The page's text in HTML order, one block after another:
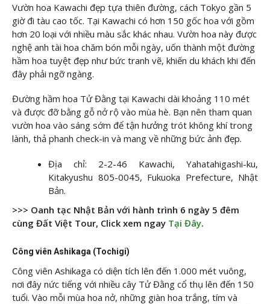
Vườn hoa Kawachi đẹp tựa thiên đường, cách Tokyo gần 5
giờ đi tàu cao tốc. Tại Kawachi có hơn 150 gốc hoa với gồm
hơn 20 loại với nhiều màu sắc khác nhau. Vườn hoa này được
nghệ anh tài hoa chăm bón mỗi ngày, uốn thành một đường
hầm hoa tuyệt đẹp như bức tranh vẽ, khiến du khách khi đến
đây phải ngỡ ngàng.
Đường hầm hoa Tử Đằng tại Kawachi dài khoảng 110 mét
và được đỡ bằng gỗ nở rộ vào mùa hè. Bạn nên tham quan
vườn hoa vào sáng sớm để tận hưởng trót không khí trong
lành, thả phanh check-in và mang về những bức ảnh đẹp.
Địa chỉ: 2-2-46 Kawachi, Yahatahigashi-ku,
Kitakyushu 805-0045, Fukuoka Prefecture, Nhật
Bản.
>>> Oanh tạc Nhật Bản với hành trình 6 ngày 5 đêm
cùng Đất Việt Tour, Click xem ngay Tại Đây.
Công viên Ashikaga (Tochigi)
Công viên Ashikaga có diện tích lên đến 1.000 mét vuông,
nơi đây nức tiếng với nhiều cây Tử Đằng cổ thụ lên đến 150
tuổi. Vào mỗi mùa hoa nở, những giàn hoa trắng, tím và